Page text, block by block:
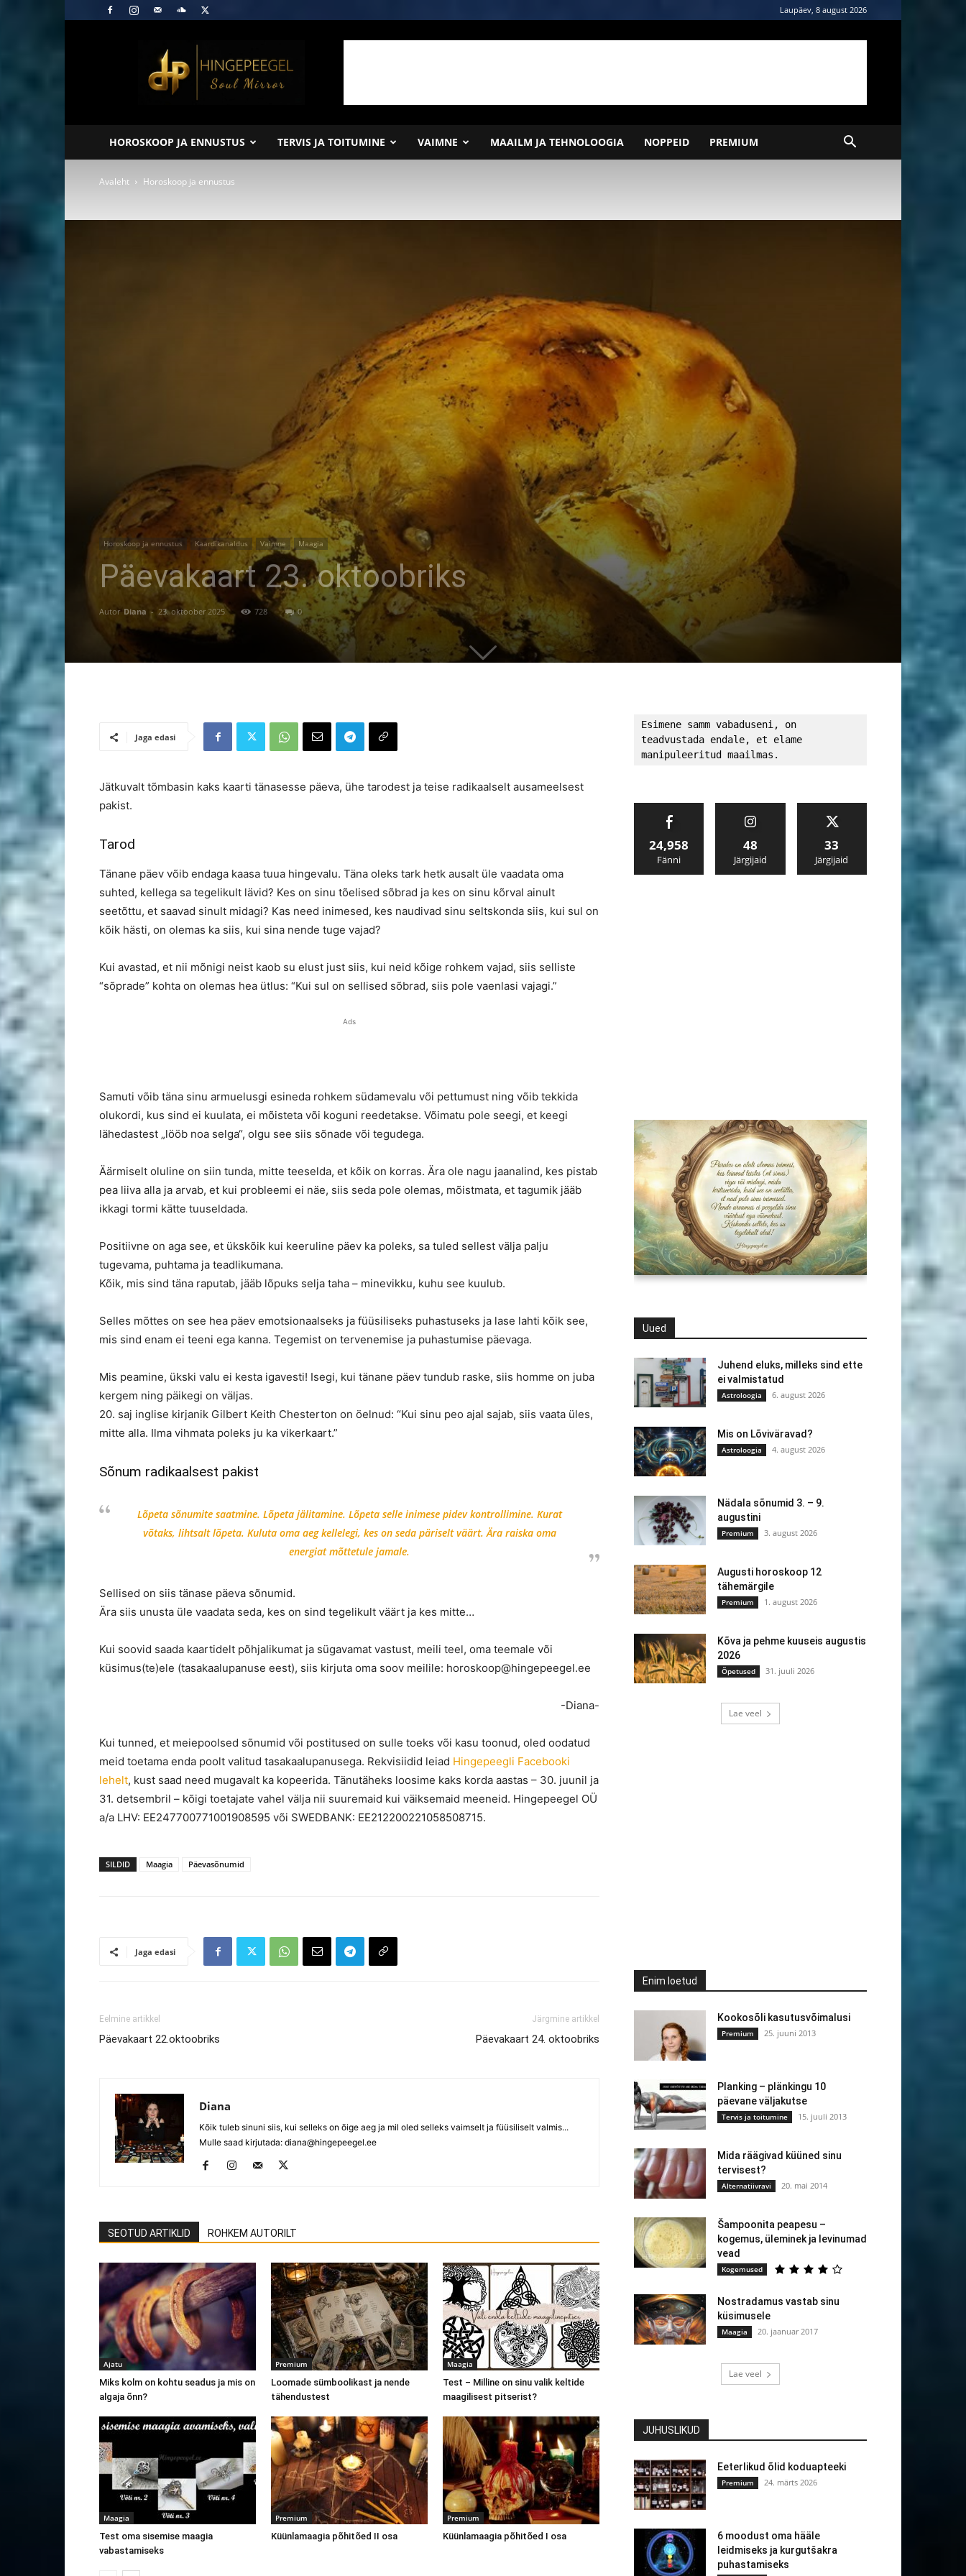
Laupäev, 8 august 2026
Hingepeegel
HOROSKOOP JA ENNUSTUS TERVIS JA TOITUMINE VAIMNE MAAILM JA TEHNOLOOGIA NOPPEID PREMIUM
Avaleht Horoskoop ja ennustus
Horoskoop ja ennustus Kaardikanaldus Vaimne Maagia
Päevakaart 23. oktoobriks
Autor Diana - 23. oktoober 2025 728 0
Jaga edasi
Jätkuvalt tõmbasin kaks kaarti tänasesse päeva, ühe tarodest ja teise radikaalselt ausameelsest
pakist.
Tarod
Tänane päev võib endaga kaasa tuua hingevalu. Täna oleks tark hetk ausalt üle vaadata oma
suhted, kellega sa tegelikult lävid? Kes on sinu tõelised sõbrad ja kes on sinu kõrval ainult
seetõttu, et saavad sinult midagi? Kas need inimesed, kes naudivad sinu seltskonda siis, kui sul on
kõik hästi, on olemas ka siis, kui sina nende tuge vajad?
Kui avastad, et nii mõnigi neist kaob su elust just siis, kui neid kõige rohkem vajad, siis selliste
“sõprade” kohta on olemas hea ütlus: “Kui sul on sellised sõbrad, siis pole vaenlasi vajagi.”
Ads
Samuti võib täna sinu armuelusgi esineda rohkem südamevalu või pettumust ning võib tekkida
olukordi, kus sind ei kuulata, ei mõisteta või koguni reedetakse. Võimatu pole seegi, et keegi
lähedastest „lööb noa selga“, olgu see siis sõnade või tegudega.
Äärmiselt oluline on siin tunda, mitte teeselda, et kõik on korras. Ära ole nagu jaanalind, kes pistab
pea liiva alla ja arvab, et kui probleemi ei näe, siis seda pole olemas, mõistmata, et tagumik jääb
ikkagi tormi kätte tuuseldada.
Positiivne on aga see, et ükskõik kui keeruline päev ka poleks, sa tuled sellest välja palju
tugevama, puhtama ja teadlikumana.
Kõik, mis sind täna raputab, jääb lõpuks selja taha – minevikku, kuhu see kuulub.
Selles mõttes on see hea päev emotsionaalseks ja füüsiliseks puhastuseks ja lase lahti kõik see,
mis sind enam ei teeni ega kanna. Tegemist on tervenemise ja puhastumise päevaga.
Mis peamine, ükski valu ei kesta igavesti! Isegi, kui tänane päev tundub raske, siis homme on juba
kergem ning päikegi on väljas.
20. saj inglise kirjanik Gilbert Keith Chesterton on öelnud: “Kui sinu peo ajal sajab, siis vaata üles,
mitte alla. Ilma vihmata poleks ju ka vikerkaart.”
Sõnum radikaalsest pakist
Lõpeta sõnumite saatmine. Lõpeta jälitamine. Lõpeta selle inimese pidev kontrollimine. Kurat
võtaks, lihtsalt lõpeta. Kuluta oma aeg kellelegi, kes on seda päriselt väärt. Ära raiska oma
energiat mõttetule jamale.
Sellised on siis tänase päeva sõnumid.
Ära siis unusta üle vaadata seda, kes on sind tegelikult väärt ja kes mitte…
Kui soovid saada kaartidelt põhjalikumat ja sügavamat vastust, meili teel, oma teemale või
küsimus(te)ele (tasakaalupanuse eest), siis kirjuta oma soov meilile: horoskoop@hingepeegel.ee
-Diana-
Kui tunned, et meiepoolsed sõnumid või postitused on sulle toeks või kasu toonud, oled oodatud
meid toetama enda poolt valitud tasakaalupanusega. Rekvisiidid leiad Hingepeegli Facebooki
lehelt, kust saad need mugavalt ka kopeerida. Tänutäheks loosime kaks korda aastas – 30. juunil ja
31. detsembril – kõigi toetajate vahel välja nii suuremaid kui väiksemaid meeneid. Hingepeegel OÜ
a/a LHV: EE247700771001908595 või SWEDBANK: EE212200221058508715.
SILDID Maagia Päevasõnumid
Jaga edasi
Eelmine artikkel
Päevakaart 22.oktoobriks
Järgmine artikkel
Päevakaart 24. oktoobriks
Diana
Kõik tuleb sinuni siis, kui selleks on õige aeg ja mil oled selleks vaimselt ja füüsiliselt valmis...
Mulle saad kirjutada: diana@hingepeegel.ee
SEOTUD ARTIKLID ROHKEM AUTORILT
Ajatu
Miks kolm on kohtu seadus ja mis on
algaja õnn?
Premium
Loomade sümboolikast ja nende
tähendustest
Maagia
Test – Milline on sinu valik keltide
maagilisest pitserist?
Maagia
Test oma sisemise maagia
vabastamiseks
Premium
Küünlamaagia põhitõed II osa
Premium
Küünlamaagia põhitõed I osa
Esimene samm vabaduseni, on
teadvustada endale, et elame
manipuleeritud maailmas.
24,958
Fänni
48
Järgijaid
33
Järgijaid
Uued
Juhend eluks, milleks sind ette
ei valmistatud
Astroloogia 6. august 2026
Mis on Lõviväravad?
Astroloogia 4. august 2026
Nädala sõnumid 3. – 9.
augustini
Premium 3. august 2026
Augusti horoskoop 12
tähemärgile
Premium 1. august 2026
Kõva ja pehme kuuseis augustis
2026
Õpetused 31. juuli 2026
Lae veel
Enim loetud
Kookosõli kasutusvõimalusi
Premium 25. juuni 2013
Planking – plänkingu 10
päevane väljakutse
Tervis ja toitumine 15. juuli 2013
Mida räägivad küüned sinu
tervisest?
Alternatiivravi 20. mai 2014
Šampoonita peapesu –
kogemus, üleminek ja levinumad
vead
Kogemused
Nostradamus vastab sinu
küsimusele
Maagia 20. jaanuar 2017
Lae veel
JUHUSLIKUD
Eeterlikud õlid koduapteeki
Premium 24. märts 2026
6 moodust oma hääle
leidmiseks ja kurgutšakra
puhastamiseks